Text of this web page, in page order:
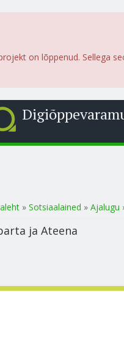
on lõppenud. Sellega
oled siin
» Sotsiaalained » Ajalugu
ja Ateena